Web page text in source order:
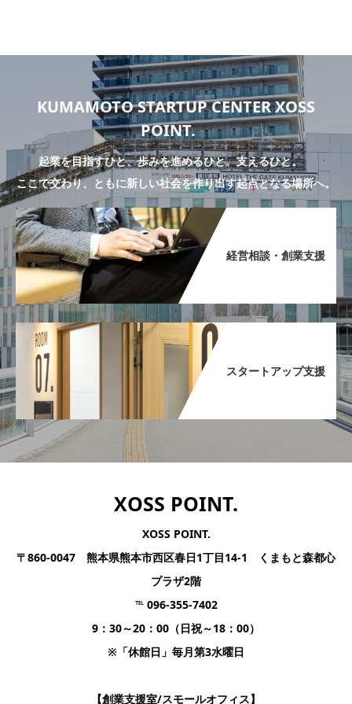
KUMAMOTO STARTUP CENTER XOSS
POINT.
起業を目指すひと、歩みを進めるひと、支えるひと。
ここで交わり、ともに新しい社会を作り出す起点となる場所へ。
経営相談・創業支援​
スタートアップ支援​
XOSS POINT.
XOSS POINT.
〒860-0047 熊本県熊本市西区春日1丁目14-1 くまもと森都心
プラザ2階
℡ 096-355-7402
9：30～20：00（日祝～18：00）
※「休館日」毎月第3水曜日
【創業支援室/スモールオフィス】